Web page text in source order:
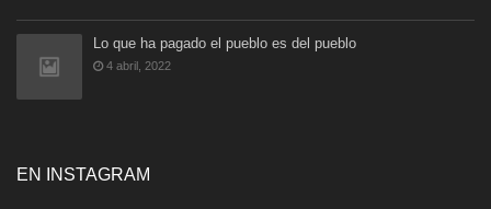
Lo que ha pagado el pueblo es del pueblo
4 abril, 2022
EN INSTAGRAM